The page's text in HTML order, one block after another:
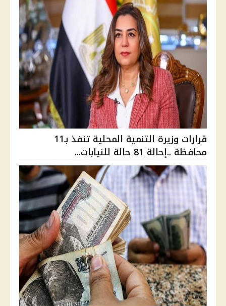
قرارات وزيرة التنمية المحلية تنفذ بـ11
محافظة ..إحالة 81 حالة للنيابات...